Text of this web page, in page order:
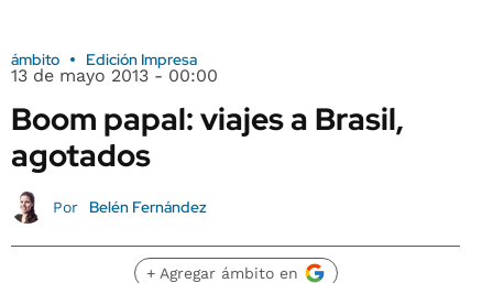
ámbito Edición Impresa
13 de mayo 2013 - 00:00
Boom papal: viajes a Brasil,
agotados
Por Belén Fernández
+ Agregar ámbito en